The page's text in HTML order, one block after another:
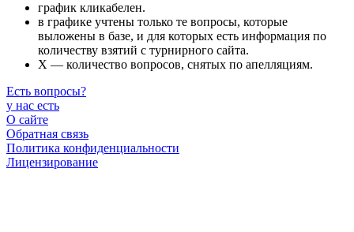
график кликабелен.
в графике учтены только те вопросы, которые
выложены в базе, и для которых есть информация по
количеству взятий с турнирного сайта.
X — количество вопросов, снятых по апелляциям.
Есть вопросы?
у нас есть
О сайте
Обратная связь
Политика конфиденциальности
Лицензирование